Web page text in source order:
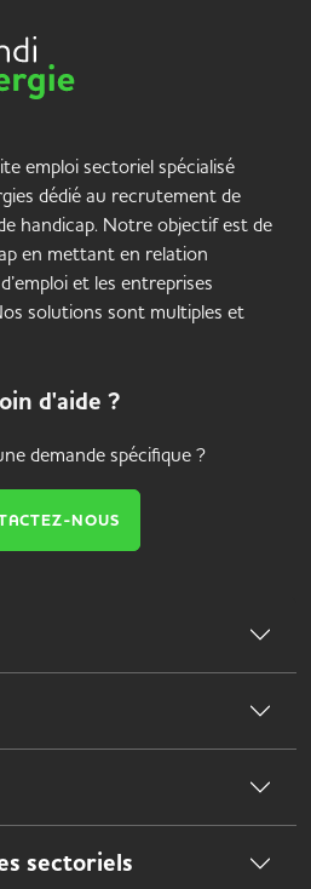
emploi sectoriel spécialisé
dédié au recrutement de
handicap. Notre objectif est de
en mettant en relation
et les entreprises
solutions sont multiples et
d'aide ?
demande spécifique ?
NOUS
sectoriels